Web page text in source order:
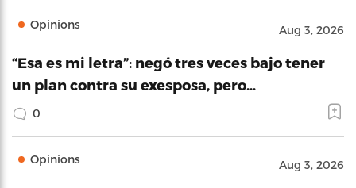
Opinions Aug 3, 2026
“Esa es mi letra”: negó tres veces bajo tener
un plan contra su exesposa, pero…
0
Opinions Aug 3, 2026